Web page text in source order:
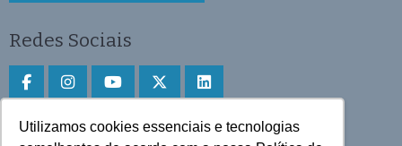
Utilizamos cookies essenciais e tecnologias
Redes Sociais
Faça download do aplicativo